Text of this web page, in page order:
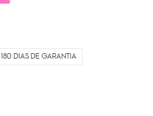
180 DIAS DE GARANTIA